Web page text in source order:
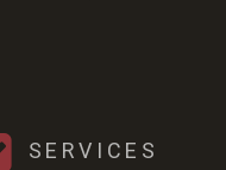
SERVICES